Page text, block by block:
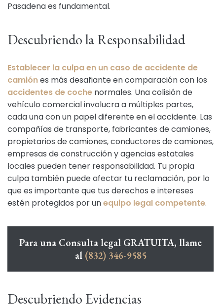
Pasadena es fundamental.
Descubriendo la Responsabilidad
Establecer la culpa en un caso de accidente de
camiónes más desafiante en comparación con los
accidentes de coche normales. Una colisión de
vehículo comercial involucra a múltiples partes,
cada una con un papel diferente en el accidente. Las
compañías de transporte, fabricantes de camiones,
propietarios de camiones, conductores de camiones,
empresas de construcción y agencias estatales
locales pueden tener responsabilidad. Tu propia
culpa también puede afectar tu reclamación, por lo
que es importante que tus derechos e intereses
estén protegidos por unequipo legal competente.
Para una Consulta legal GRATUITA, llame
al (832) 346-9585
Descubriendo Evidencias